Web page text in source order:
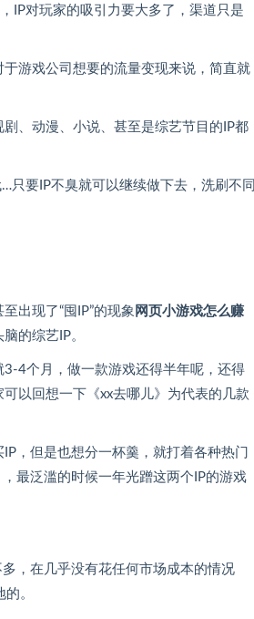
IP对玩家的吸引力要大多了，渠道只是
游戏公司想要的流量变现来说，简直就
、动漫、小说、甚至是综艺节目的IP都
只要IP不臭就可以继续做下去，洗刷不同
出现了“囤IP”的现象 网页小游戏怎么赚
的综艺IP。
4个月，做一款游戏还得半年呢，还得
以回想一下《xx去哪儿》为代表的几款
，但是也想分一杯羹，就打着各种热门
最泛滥的时候一年光蹭这两个IP的游戏
，在几乎没有花任何市场成本的情况
。